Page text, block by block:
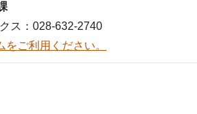
ス：028-632-2740
ご利用ください。